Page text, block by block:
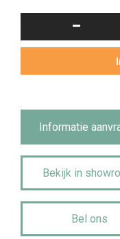
laden
aantal
Informatie
Bekijk in
Bel ons